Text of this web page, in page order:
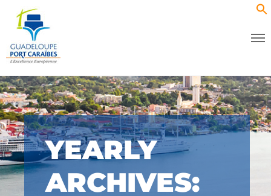
YEARLY
ARCHIVES: